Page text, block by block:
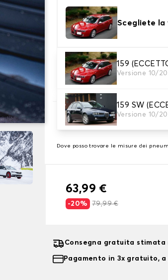
Scegliete la
159
Versione 10/
159 SW
Versione 10/
2. Finitura a calza
Scegli le calze da neve adatte
3. Dimensioni
Inserire le dimensioni del
Dove posso trovare le misure dei
63,99 €
-20% 79,99 €
Consegna gratuita stimata
Pagamento in 3x gratuito,